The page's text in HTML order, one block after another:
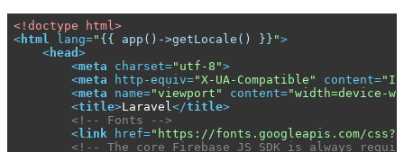
<!doctype html>
<html lang=" {{ app()->getLocale() }} ">
<head >
<meta charset="utf-8">
<meta http-equiv="X-UA-Compatible" content=
<meta name="viewport" content="width=device-
<title>Laravel</title>
<!-- Fonts -->
<link href="https://fonts.googleapis.com/
<!-- The core Firebase JS SDK is always